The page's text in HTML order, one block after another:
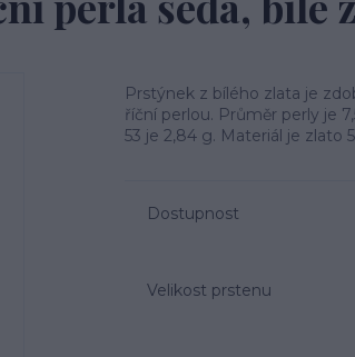
Prstýnek z bílého zlata je
říční perlou. Průměr perly je
53 je 2,84 g. Materiál je zlato
Dostupnost
Velikost prstenu